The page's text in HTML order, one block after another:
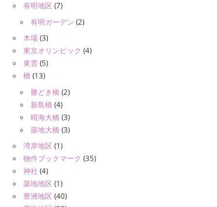
有明地区 (7)
有明ガーデン (2)
木場 (3)
東京オリンピック (4)
東雲 (5)
橋 (13)
勝どき橋 (2)
新島橋 (4)
晴海大橋 (3)
築地大橋 (3)
湾岸地区 (1)
物件ブックマーク (35)
神社 (4)
築地地区 (1)
豊洲地区 (40)